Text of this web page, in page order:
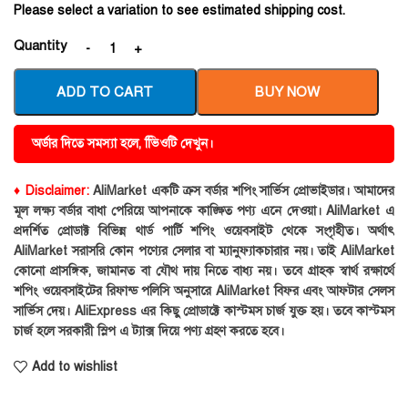
Please select a variation to see estimated shipping cost.
Quantity
ADD TO CART BUY NOW
অর্ডার দিতে সমস্যা হলে, ভিিওটি দেখুন।
♦ Disclaimer:AliMarket একটি ক্রস বর্ডার শপিং সার্ভিস প্রোভাইডার। আমাদের
মূল লক্ষ্য বর্ডার বাধা পেরিয়ে আপনাকে কাঙ্ক্ষিত পণ্য এনে দেওয়া। AliMarket এ
প্রদর্শিত প্রোডাক্ট বিভিন্ন থার্ড পার্টি শপিং ওয়েবসাইট থেকে সংগৃহীত। অর্থাৎ
AliMarket সরাসরি কোন পণ্যের সেলার বা ম্যানুফ্যাকচারার নয়। তাই AliMarket
কোনো প্রাসঙ্গিক, জামানত বা যৌথ দায় নিতে বাধ্য নয়। তবে গ্রাহক স্বার্থ রক্ষার্থে
শপিং ওয়েবসাইটের রিফান্ড পলিসি অনুসারে AliMarket বিফর এবং আফটার সেলস
সার্ভিস দেয়। AliExpress এর কিছু প্রোডাক্টে কাস্টমস চার্জ যুক্ত হয়। তবে কাস্টমস
চার্জ হলে সরকারী স্লিপ এ ট্যাক্স দিয়ে পণ্য গ্রহণ করতে হবে।
Add to wishlist